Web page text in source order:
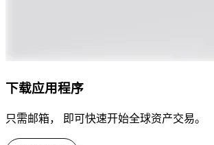
下载应用程序
只需邮箱， 即可快速开始全球资产交易。